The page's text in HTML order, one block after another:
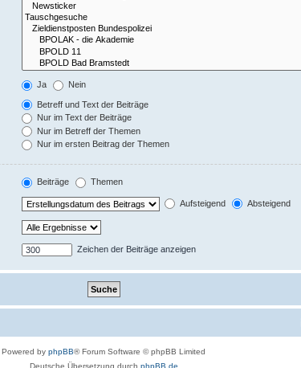
Ja Nein
Betreff und Text der Beiträge
Nur im Text der Beiträge
Nur im Betreff der Themen
Nur im ersten Beitrag der Themen
Beiträge Themen
Aufsteigend Absteigend
Zeichen der Beiträge anzeigen
Powered by phpBB® Forum Software © phpBB Limited
Deutsche Übersetzung durch phpBB.de